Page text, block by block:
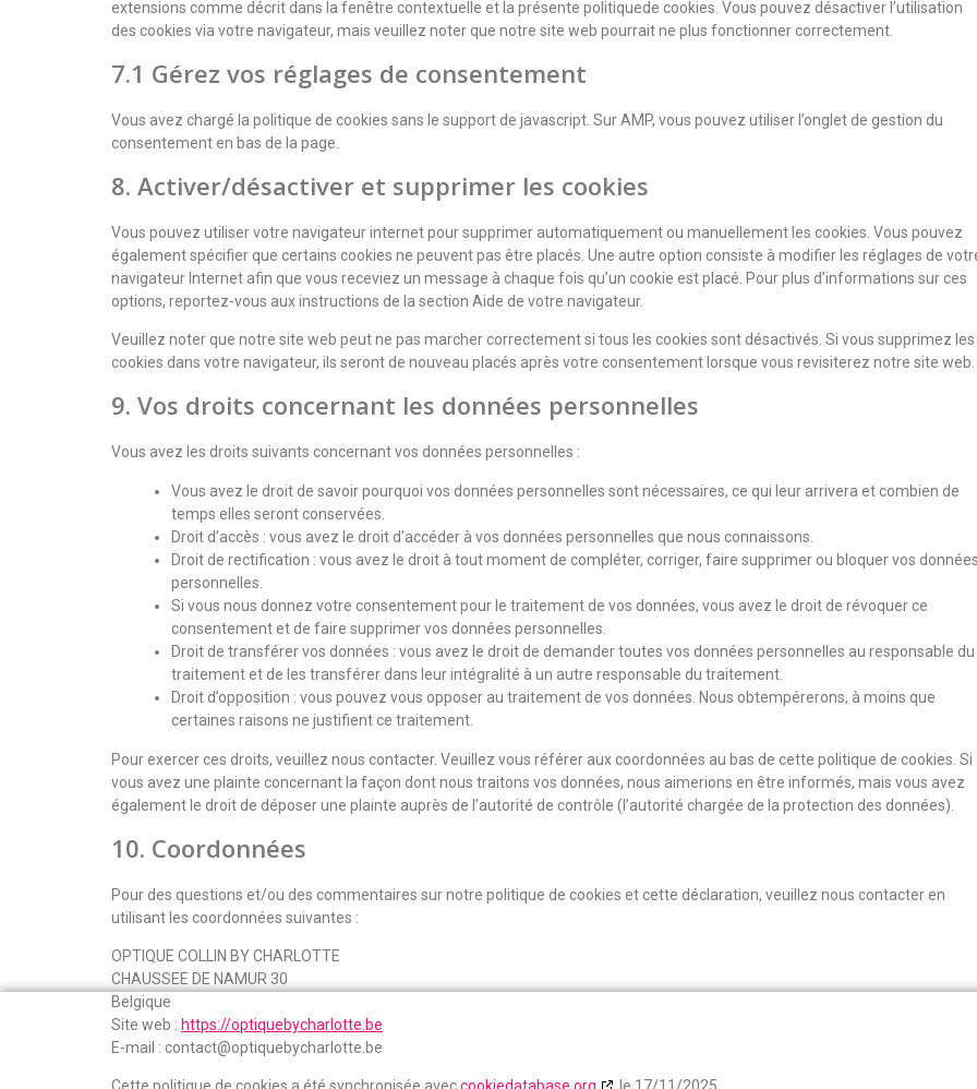
extensions comme décrit dans la fenêtre contextuelle et la présente politiquede cookies. Vous pouvez désactiver l’utilisation
des cookies via votre navigateur, mais veuillez noter que notre site web pourrait ne plus fonctionner correctement.
7.1 Gérez vos réglages de consentement
Vous avez chargé la politique de cookies sans le support de javascript. Sur AMP, vous pouvez utiliser l’onglet de gestion du
consentement en bas de la page.
8. Activer/désactiver et supprimer les cookies
Vous pouvez utiliser votre navigateur internet pour supprimer automatiquement ou manuellement les cookies. Vous pouvez
également spécifier que certains cookies ne peuvent pas être placés. Une autre option consiste à modifier les réglages de
navigateur Internet afin que vous receviez un message à chaque fois qu’un cookie est placé. Pour plus d’informations sur ces
options, reportez-vous aux instructions de la section Aide de votre navigateur.
Veuillez noter que notre site web peut ne pas marcher correctement si tous les cookies sont désactivés. Si vous supprimez les
cookies dans votre navigateur, ils seront de nouveau placés après votre consentement lorsque vous revisiterez notre site web.
9. Vos droits concernant les données personnelles
Vous avez les droits suivants concernant vos données personnelles :
Vous avez le droit de savoir pourquoi vos données personnelles sont nécessaires, ce qui leur arrivera et combien de
temps elles seront conservées.
Droit d’accès : vous avez le droit d’accéder à vos données personnelles que nous connaissons.
Droit de rectification : vous avez le droit à tout moment de compléter, corriger, faire supprimer ou bloquer vos
personnelles.
Si vous nous donnez votre consentement pour le traitement de vos données, vous avez le droit de révoquer ce
consentement et de faire supprimer vos données personnelles.
Droit de transférer vos données : vous avez le droit de demander toutes vos données personnelles au responsable du
traitement et de les transférer dans leur intégralité à un autre responsable du traitement.
Droit d’opposition : vous pouvez vous opposer au traitement de vos données. Nous obtempérerons, à moins que
certaines raisons ne justifient ce traitement.
Pour exercer ces droits, veuillez nous contacter. Veuillez vous référer aux coordonnées au bas de cette politique de cookies. Si
vous avez une plainte concernant la façon dont nous traitons vos données, nous aimerions en être informés, mais vous avez
également le droit de déposer une plainte auprès de l’autorité de contrôle (l’autorité chargée de la protection des données).
10. Coordonnées
Pour des questions et/ou des commentaires sur notre politique de cookies et cette déclaration, veuillez nous contacter en
utilisant les coordonnées suivantes :
OPTIQUE COLLIN BY CHARLOTTE
CHAUSSEE DE NAMUR 30
Belgique
Site web : https://optiquebycharlotte.be
E-mail : contact@optiquebycharlotte.be